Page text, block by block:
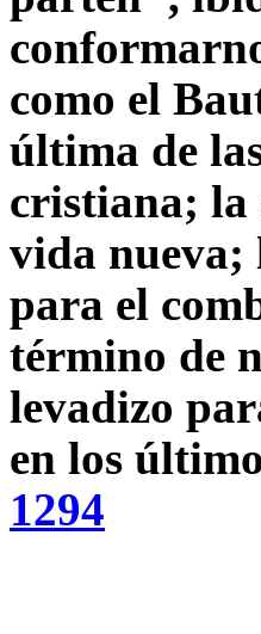
como el
última de
cristiana; la
vida nueva;
para el
término de
levadizo
en los
1294